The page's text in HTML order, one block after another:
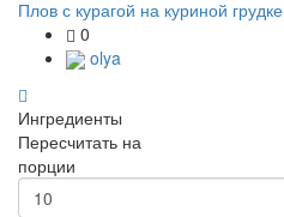
Плов с курагой на куриной грудке
0
olya
Ингредиенты
Пересчитать на
порции